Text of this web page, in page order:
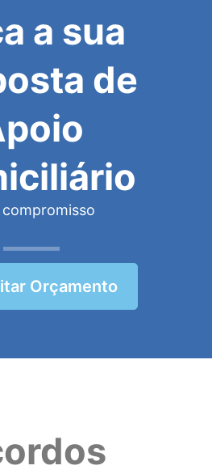
a sua
de
compromisso
Orçamento